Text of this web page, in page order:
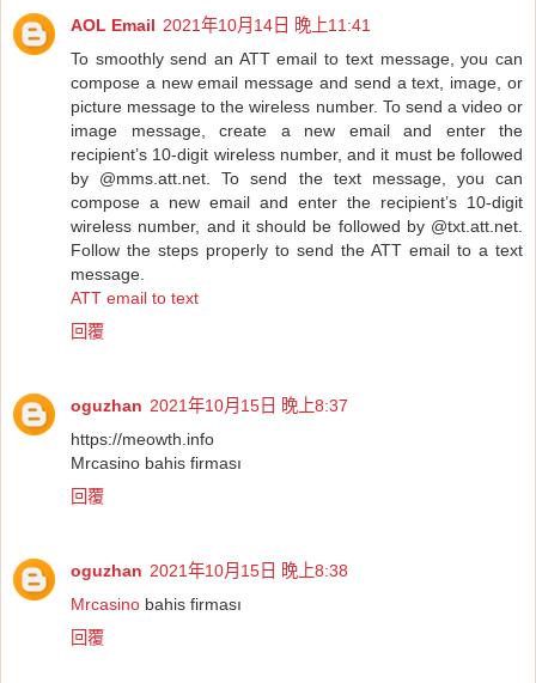
AOL Email 2021年10月14日 晚上11:41
To smoothly send an ATT email to text message, you can
compose a new email message and send a text, image, or
picture message to the wireless number. To send a video or
image message, create a new email and enter the
recipient’s 10-digit wireless number, and it must be followed
by @mms.att.net. To send the text message, you can
compose a new email and enter the recipient’s 10-digit
wireless number, and it should be followed by @txt.att.net.
Follow the steps properly to send the ATT email to a text
message.
ATT email to text
回覆
oguzhan 2021年10月15日 晚上8:37
https://meowth.info
Mrcasino bahis firması
回覆
oguzhan 2021年10月15日 晚上8:38
Mrcasino bahis firması
回覆